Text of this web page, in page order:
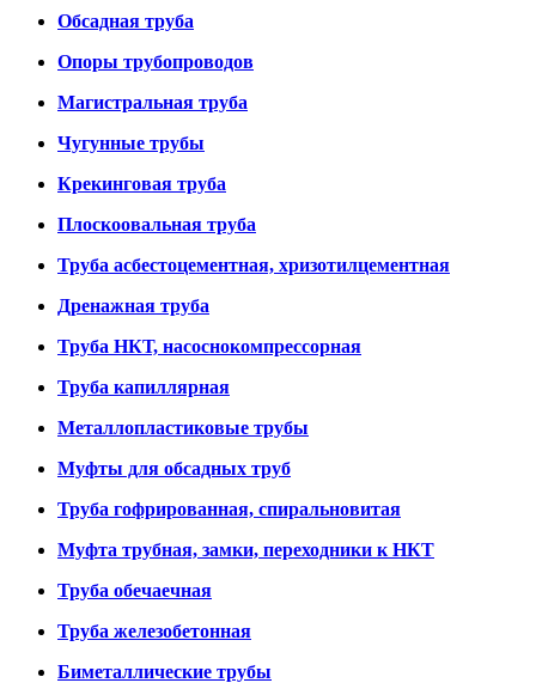
Обсадная труба
Опоры трубопроводов
Магистральная труба
Чугунные трубы
Крекинговая труба
Плоскоовальная труба
Труба асбестоцементная, хризотилцементная
Дренажная труба
Труба НКТ, насоснокомпрессорная
Труба капиллярная
Металлопластиковые трубы
Муфты для обсадных труб
Труба гофрированная, спиральновитая
Муфта трубная, замки, переходники к НКТ
Труба обечаечная
Труба железобетонная
Биметаллические трубы